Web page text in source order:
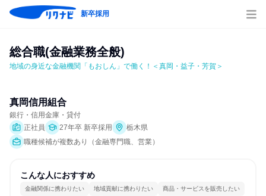
新卒採用
総合職(金融業務全般)
地域の身近な金融機関「もおしん」で働く！＜真岡・益子・芳賀＞
真岡信用組合
銀行・信用金庫・貸付
正社員
27年卒 新卒採用
栃木県
職種候補が複数あり（金融専門職、営業）
こんな人におすすめ
金融関係に携わりたい 地域貢献に携わりたい 商品・サービスを販売したい